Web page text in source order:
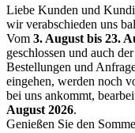
Liebe Kunden und
wir verabschieden uns
Vom 3. August bis 23.
geschlossen und auch
Bestellungen und
eingehen, werden noch
bei uns ankommt,
August 2026.
Genießen Sie den